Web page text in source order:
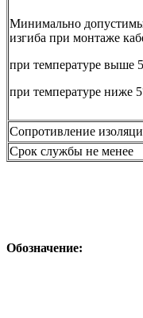
Минимально
изгиба при монтаже
при температуре выше
при температуре ниже
Сопротивление
Срок службы не менее
Обозначение: